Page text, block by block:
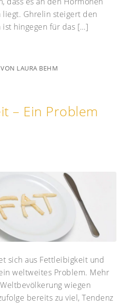
Ghrelin steigert den
hingegen für das […]
VON LAURA BEHM
– Ein Problem
sich aus Fettleibigkeit und
weltweites Problem. Mehr
wiegen
bereits zu viel, Tendenz